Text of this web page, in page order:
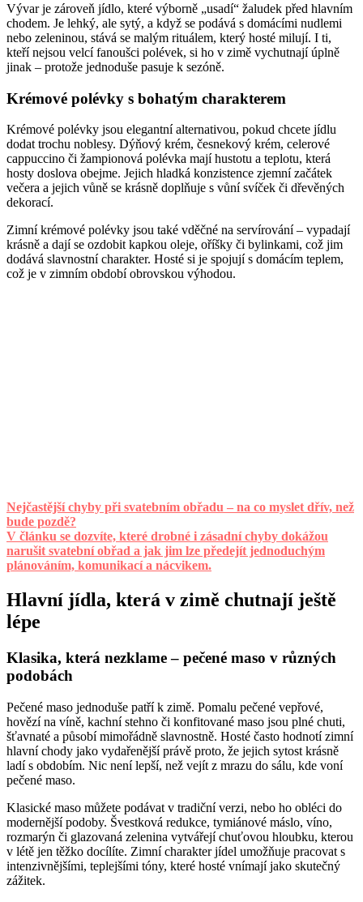
Vývar je zároveň jídlo, které výborně „usadí“ žaludek před hlavním
chodem. Je lehký, ale sytý, a když se podává s domácími nudlemi
nebo zeleninou, stává se malým rituálem, který hosté milují. I ti,
kteří nejsou velcí fanoušci polévek, si ho v zimě vychutnají úplně
jinak – protože jednoduše pasuje k sezóně.
Krémové polévky s bohatým charakterem
Krémové polévky jsou elegantní alternativou, pokud chcete jídlu
dodat trochu noblesy. Dýňový krém, česnekový krém, celerové
cappuccino či žampionová polévka mají hustotu a teplotu, která
hosty doslova obejme. Jejich hladká konzistence zjemní začátek
večera a jejich vůně se krásně doplňuje s vůní svíček či dřevěných
dekorací.
Zimní krémové polévky jsou také vděčné na servírování – vypadají
krásně a dají se ozdobit kapkou oleje, oříšky či bylinkami, což jim
dodává slavnostní charakter. Hosté si je spojují s domácím teplem,
což je v zimním období obrovskou výhodou.
Nejčastější chyby při svatebním obřadu – na co myslet dřív, než
bude pozdě?
V článku se dozvíte, které drobné i zásadní chyby dokážou
narušit svatební obřad a jak jim lze předejít jednoduchým
plánováním, komunikací a nácvikem.
Hlavní jídla, která v zimě chutnají ještě
lépe
Klasika, která nezklame – pečené maso v různých
podobách
Pečené maso jednoduše patří k zimě. Pomalu pečené vepřové,
hovězí na víně, kachní stehno či konfitované maso jsou plné chuti,
šťavnaté a působí mimořádně slavnostně. Hosté často hodnotí zimní
hlavní chody jako vydařenější právě proto, že jejich sytost krásně
ladí s obdobím. Nic není lepší, než vejít z mrazu do sálu, kde voní
pečené maso.
Klasické maso můžete podávat v tradiční verzi, nebo ho obléci do
modernější podoby. Švestková redukce, tymiánové máslo, víno,
rozmarýn či glazovaná zelenina vytvářejí chuťovou hloubku, kterou
v létě jen těžko docílíte. Zimní charakter jídel umožňuje pracovat s
intenzivnějšími, teplejšími tóny, které hosté vnímají jako skutečný
zážitek.